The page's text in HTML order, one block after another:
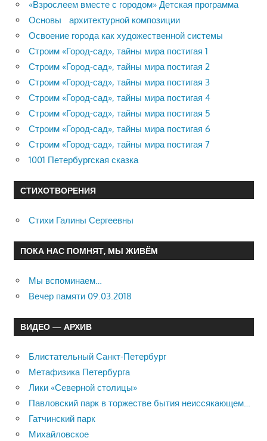
«Взрослеем вместе с городом» Детская программа
Основы архитектурной композиции
Освоение города как художественной системы
Строим «Город-сад», тайны мира постигая 1
Строим «Город-сад», тайны мира постигая 2
Строим «Город-сад», тайны мира постигая 3
Строим «Город-сад», тайны мира постигая 4
Строим «Город-сад», тайны мира постигая 5
Строим «Город-сад», тайны мира постигая 6
Строим «Город-сад», тайны мира постигая 7
1001 Петербургская сказка
СТИХОТВОРЕНИЯ
Стихи Галины Сергеевны
ПОКА НАС ПОМНЯТ, МЫ ЖИВЁМ
Мы вспоминаем…
Вечер памяти 09.03.2018
ВИДЕО — АРХИВ
Блистательный Санкт-Петербург
Метафизика Петербурга
Лики «Северной столицы»
Павловский парк в торжестве бытия неиссякающем…
Гатчинский парк
Михайловское